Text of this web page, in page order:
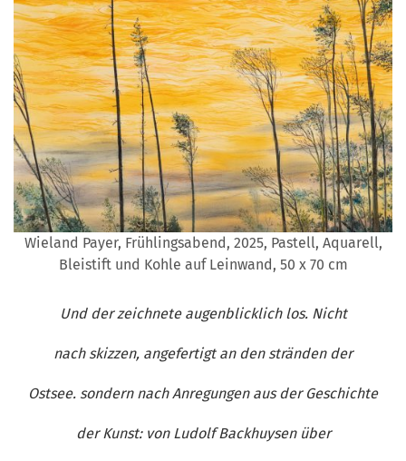
Wieland Payer, Frühlingsabend, 2025, Pastell, Aquarell,
Bleistift und Kohle auf Leinwand, 50 x 70 cm
Und der zeichnete augenblicklich los. Nicht
nach skizzen, angefertigt an den stränden der
Ostsee. sondern nach Anregungen aus der Geschichte
der Kunst: von Ludolf Backhuysen über